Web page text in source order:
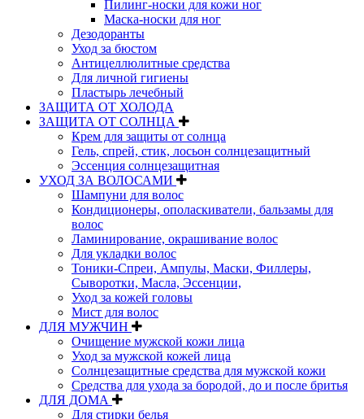
Пилинг-носки для кожи ног
Маска-носки для ног
Дезодоранты
Уход за бюстом
Антицеллюлитные средства
Для личной гигиены
Пластырь лечебный
ЗАЩИТА ОТ ХОЛОДА
ЗАЩИТА ОТ СОЛНЦА
Крем для защиты от солнца
Гель, спрей, стик, лосьон солнцезащитный
Эссенция солнцезащитная
УХОД ЗА ВОЛОСАМИ
Шампуни для волос
Кондиционеры, ополаскиватели, бальзамы для
волос
Ламинирование, окрашивание волос
Для укладки волос
Тоники-Спреи, Ампулы, Маски, Филлеры,
Сыворотки, Масла, Эссенции,
Уход за кожей головы
Мист для волос
ДЛЯ МУЖЧИН
Очищение мужской кожи лица
Уход за мужской кожей лица
Солнцезащитные средства для мужской кожи
Средства для ухода за бородой, до и после бритья
ДЛЯ ДОМА
Для стирки белья